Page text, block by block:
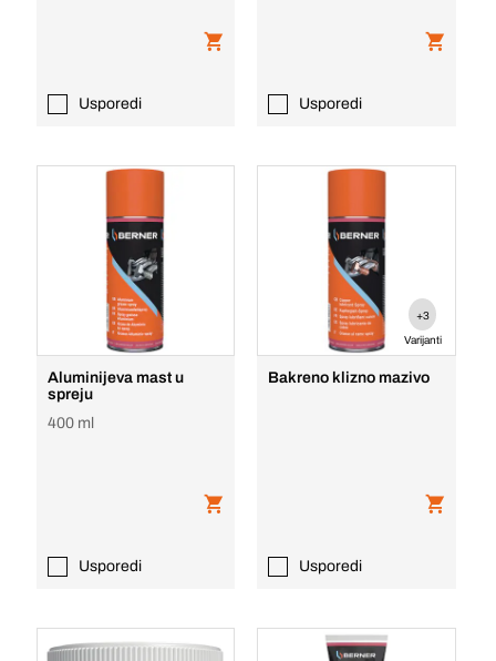
Usporedi Usporedi
Aluminijeva mast u
spreju
400 ml
Usporedi
+3
Varijanti
Bakreno klizno mazivo
Usporedi